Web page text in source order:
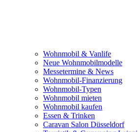
Wohnmobil & Vanlife
Neue Wohnmobilmodelle
Messetermine & News
Wohnmobil-Finanzierung
Wohnmobil-Typen
Wohnmobil mieten
Wohnmobil kaufen
Essen & Trinken
Caravan Salon Düsseldorf